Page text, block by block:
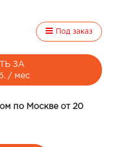
Под заказ
ЗА
/ мес
по Москве от 20